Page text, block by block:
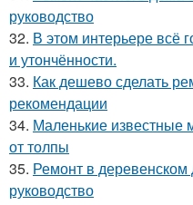
руководство
32. В этом интерьере всё
и утончённости.
33. Как дешево сделать
рекомендации
34. Маленькие известные
от толпы
35. Ремонт в
руководство